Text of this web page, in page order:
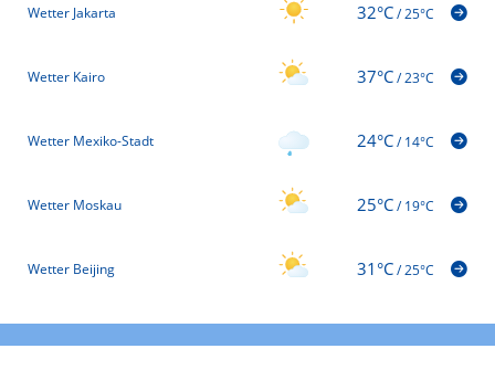
Wetter Jakarta 32°C/25°C
Wetter Kairo 37°C/23°C
Wetter Mexiko-Stadt 24°C/14°C
Wetter Moskau 25°C/19°C
Wetter Beijing 31°C/25°C